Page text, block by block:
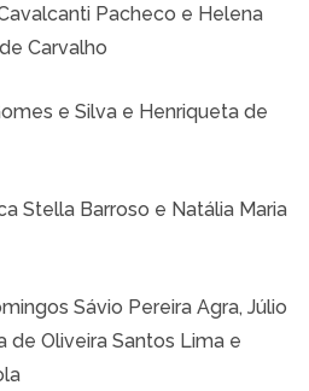
Pacheco e Helena
Carvalho
e Silva e Henriqueta de
Stella Barroso e Natália Maria
Sávio Pereira Agra, Júlio
de Oliveira Santos Lima e